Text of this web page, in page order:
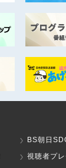
BS朝日
視聴者プレ